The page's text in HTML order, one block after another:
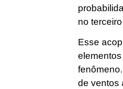
no
Esse
de ventos